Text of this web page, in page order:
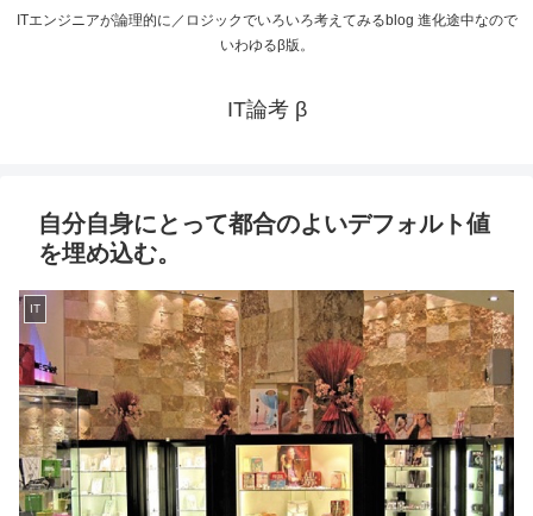
ITエンジニアが論理的に／ロジックでいろいろ考えてみるblog 進化途中なので
いわゆるβ版。
IT論考 β
自分自身にとって都合のよいデフォルト値
を埋め込む。
IT